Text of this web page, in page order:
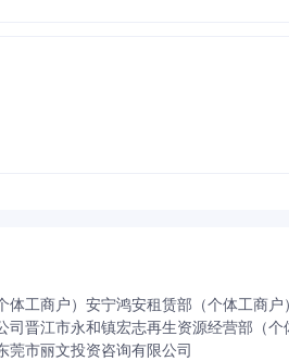
工商户） 安宁鸿安租赁部（个体工商户）
司晋江市永和镇宏志再生资源经营部（个
莞市丽文投资咨询有限公司